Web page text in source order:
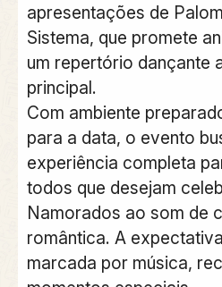
apresentações de
Sistema, que promete
um repertório dançante
principal.
Com ambiente
para a data, o evento
experiência completa
todos que desejam
Namorados ao som de
romântica. A
marcada por música,